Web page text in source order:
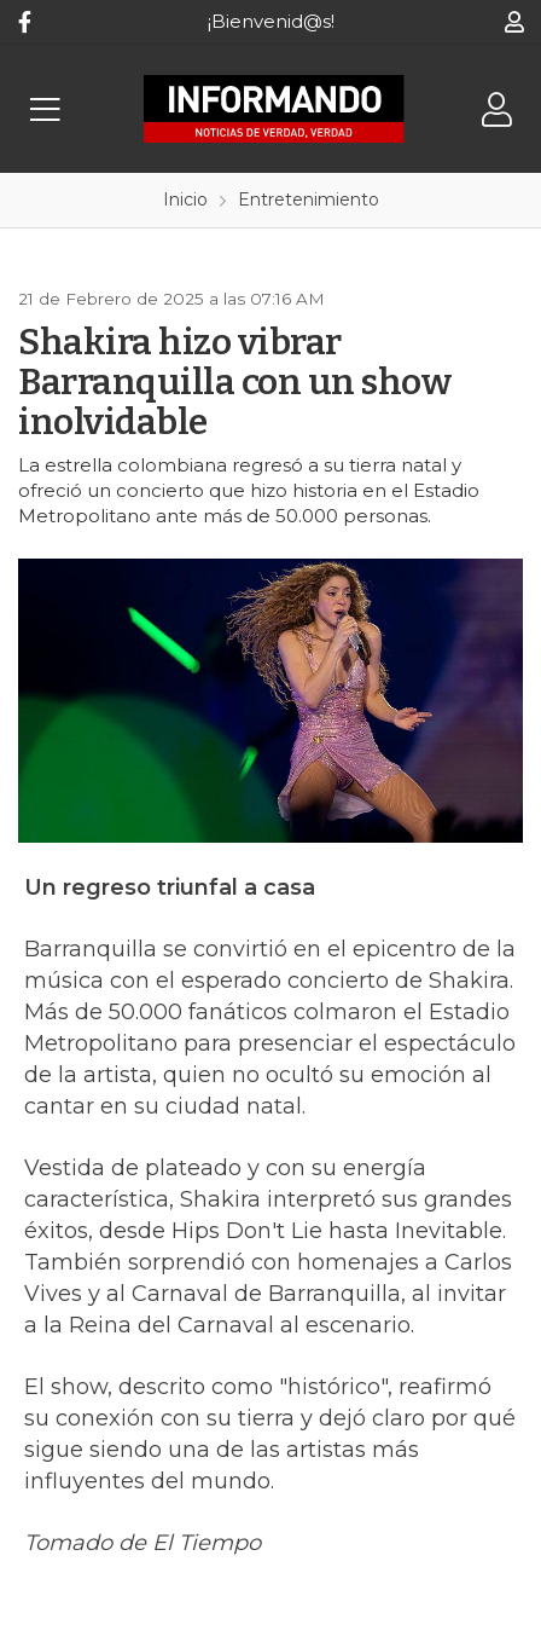
¡Bienvenid@s!
Inicio Entretenimiento
21 de Febrero de 2025 a las 07:16 AM
Shakira hizo vibrar
Barranquilla con un show
inolvidable
La estrella colombiana regresó a su tierra natal y
ofreció un concierto que hizo historia en el Estadio
Metropolitano ante más de 50.000 personas.
Un regreso triunfal a casa
Barranquilla se convirtió en el epicentro de la
música con el esperado concierto de Shakira.
Más de 50.000 fanáticos colmaron el Estadio
Metropolitano para presenciar el espectáculo
de la artista, quien no ocultó su emoción al
cantar en su ciudad natal.
Vestida de plateado y con su energía
característica, Shakira interpretó sus grandes
éxitos, desde Hips Don't Lie hasta Inevitable.
También sorprendió con homenajes a Carlos
Vives y al Carnaval de Barranquilla, al invitar
a la Reina del Carnaval al escenario.
El show, descrito como "histórico", reafirmó
su conexión con su tierra y dejó claro por qué
sigue siendo una de las artistas más
influyentes del mundo.
Tomado de El Tiempo